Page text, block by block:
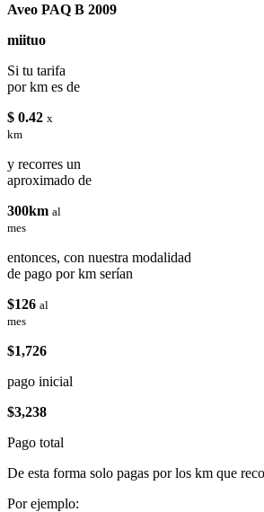
Aveo PAQ B 2009
miituo
Si tu tarifa
por km es de
$ 0.42 x
km
y recorres un
aproximado de
300km al
mes
entonces, con nuestra modalidad
de pago por km serían
$126 al
mes
$1,726
pago inicial
$3,238
Pago total
De esta forma solo pagas por los km que
Por ejemplo: